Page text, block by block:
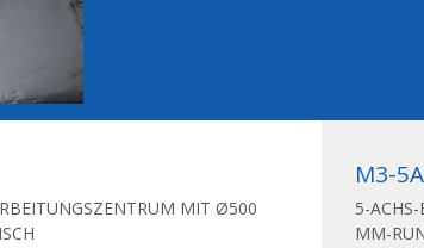
MIT Ø500
M3-
5-
MM-